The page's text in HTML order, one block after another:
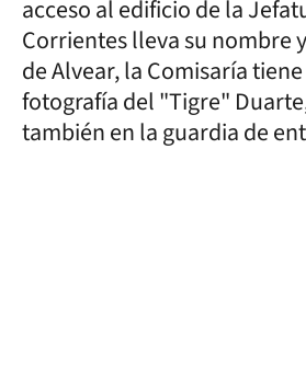
acceso al edificio de la
Corrientes lleva su nombre
de Alvear, la Comisaría
fotografía del "Tigre"
también en la guardia de